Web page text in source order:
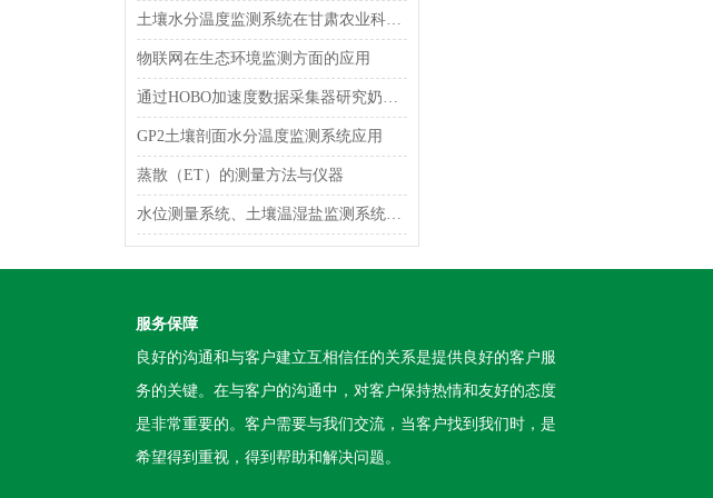
土壤水分温度监测系统在甘肃农业科学院顺利验收
物联网在生态环境监测方面的应用
通过HOBO加速度数据采集器研究奶牛产奶量
GP2土壤剖面水分温度监测系统应用
蒸散（ET）的测量方法与仪器
水位测量系统、土壤温湿盐监测系统完成部署
服务保障
良好的沟通和与客户建立互相信任的关系是提供良好的客户服
务的关键。在与客户的沟通中，对客户保持热情和友好的态度
是非常重要的。客户需要与我们交流，当客户找到我们时，是
希望得到重视，得到帮助和解决问题。